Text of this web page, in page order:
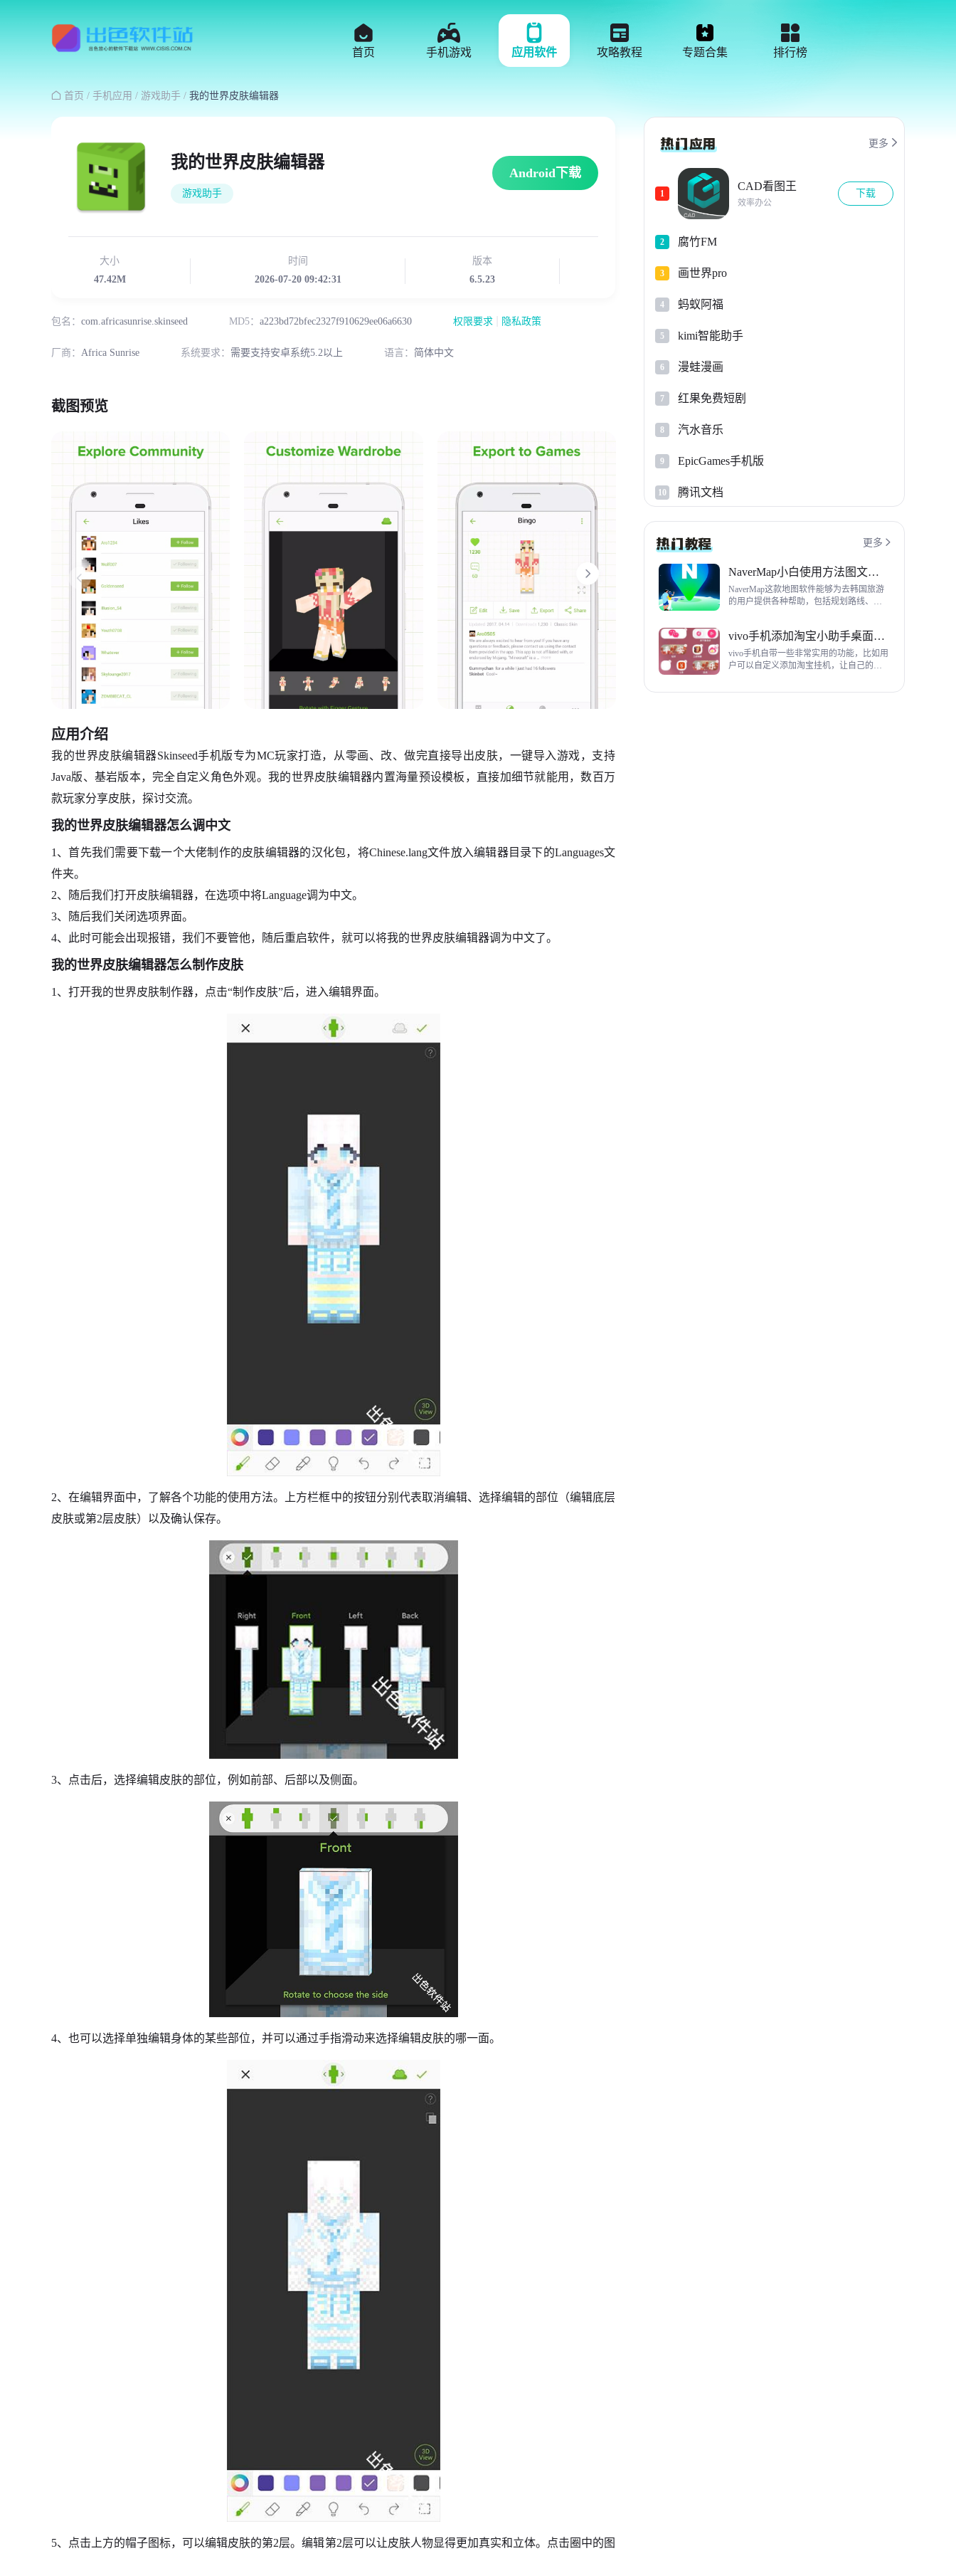
首页 手机游戏 应用软件 攻略教程 专题合集 排行榜
 首页 / 手机应用 / 游戏助手 / 我的世界皮肤编辑器
我的世界皮肤编辑器
游戏助手
Android下载
大小
47.42M
时间
2026-07-20 09:42:31
版本
6.5.23
包名： com.africasunrise.skinseed MD5： a223bd72bfec2327f910629ee06a6630 权限要求 隐私政策
厂商： Africa Sunrise 系统要求： 需要支持安卓系统5.2以上 语言： 简体中文
截图预览
应用介绍
我的世界皮肤编辑器Skinseed手机版专为MC玩家打造，从零画、改、做完直接导出皮肤，一键导入游戏，支持
Java版、基岩版本，完全自定义角色外观。我的世界皮肤编辑器内置海量预设模板，直接加细节就能用，数百万
款玩家分享皮肤，探讨交流。
我的世界皮肤编辑器怎么调中文
1、首先我们需要下载一个大佬制作的皮肤编辑器的汉化包，将Chinese.lang文件放入编辑器目录下的Languages文
件夹。
2、随后我们打开皮肤编辑器，在选项中将Language调为中文。
3、随后我们关闭选项界面。
4、此时可能会出现报错，我们不要管他，随后重启软件，就可以将我的世界皮肤编辑器调为中文了。
我的世界皮肤编辑器怎么制作皮肤
1、打开我的世界皮肤制作器，点击“制作皮肤”后，进入编辑界面。
2、在编辑界面中，了解各个功能的使用方法。上方栏框中的按钮分别代表取消编辑、选择编辑的部位（编辑底层
皮肤或第2层皮肤）以及确认保存。
3、点击后，选择编辑皮肤的部位，例如前部、后部以及侧面。
4、也可以选择单独编辑身体的某些部位，并可以通过手指滑动来选择编辑皮肤的哪一面。
5、点击上方的帽子图标，可以编辑皮肤的第2层。编辑第2层可以让皮肤人物显得更加真实和立体。点击圈中的图
更多 
1
CAD看图王
效率办公
下载
2 腐竹FM
3 画世界pro
4 蚂蚁阿福
5 kimi智能助手
6 漫蛙漫画
7 红果免费短剧
8 汽水音乐
9 EpicGames手机版
10 腾讯文档
更多 
NaverMap小白使用方法图文教程
NaverMap这款地图软件能够为去韩国旅游
的用户提供各种帮助，包括规划路线、导
教程，希望对各位有帮助。
vivo手机添加淘宝小助手桌面挂件方法
vivo手机自带一些非常实用的功能，比如用
户可以自定义添加淘宝挂机，让自己的购
相当方便，下面为大家带来添加淘宝小助